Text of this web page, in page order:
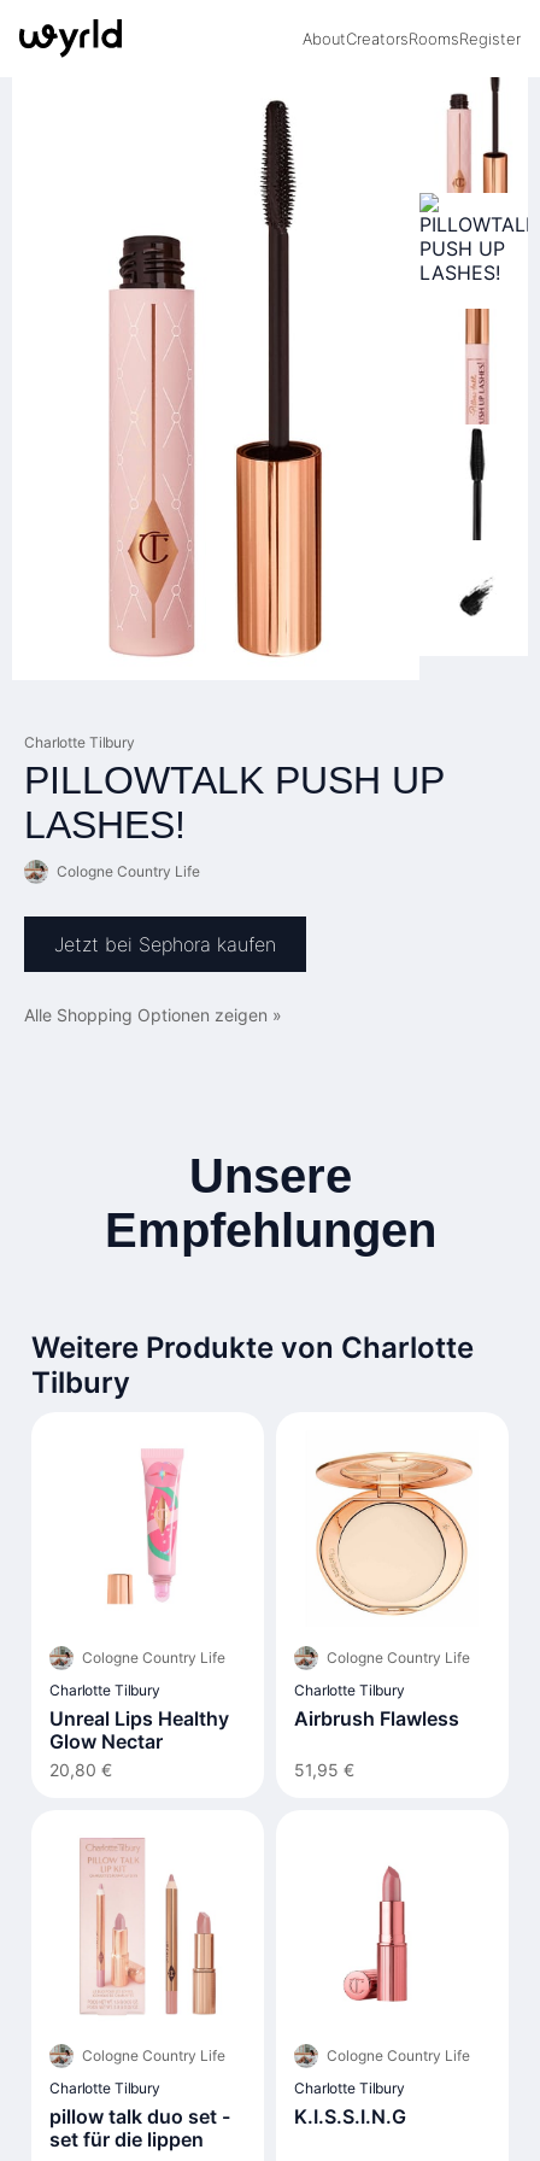
AboutCreatorsRoomsRegister
Charlotte Tilbury
PILLOWTALK PUSH UP
LASHES!
Cologne Country Life
Jetzt bei Sephora kaufen
Alle Shopping Optionen zeigen »
Unsere
Empfehlungen
Weitere Produkte von Charlotte
Tilbury
Cologne Country Life
Charlotte Tilbury
Unreal Lips Healthy
Glow Nectar
20,80 €
Cologne Country Life
Charlotte Tilbury
Airbrush Flawless
51,95 €
Cologne Country Life
Charlotte Tilbury
pillow talk duo set -
set für die lippen
Cologne Country Life
Charlotte Tilbury
K.I.S.S.I.N.G